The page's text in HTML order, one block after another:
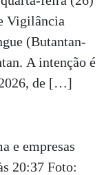
Vigilância
(Butantan-
A intenção é
2026, de […]
e empresas
20:37 Foto: